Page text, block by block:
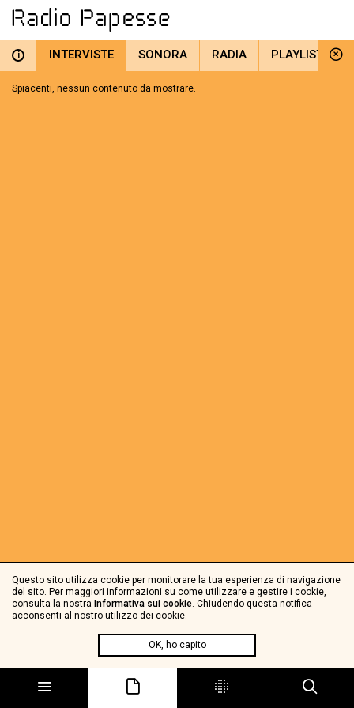
i INTERVISTE SONORA RADIA PLAYLIST
Spiacenti, nessun contenuto da mostrare.
Questo sito utilizza cookie per monitorare la tua esperienza di navigazione
del sito. Per maggiori informazioni su come utilizzare e gestire i cookie,
consulta la nostra Informativa sui cookie. Chiudendo questa notifica
acconsenti al nostro utilizzo dei cookie.
OK, ho capito